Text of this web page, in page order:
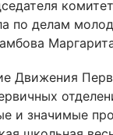
по делам
Движения
и значимые